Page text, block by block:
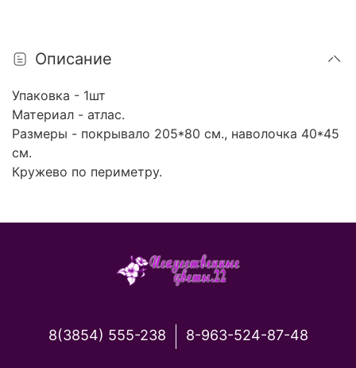
Описание
Упаковка - 1шт
Материал - атлас.
Размеры - покрывало 205*80 см., наволочка 40*45
см.
Кружево по периметру.
8(3854) 555-238 8-963-524-87-48